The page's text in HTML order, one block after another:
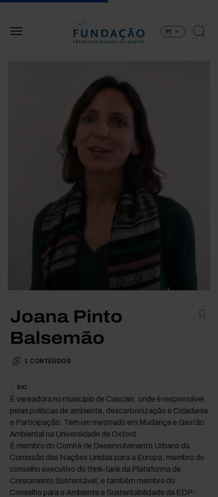
PT
Joana Pinto
Balsemão
1 CONTEÚDOS
BIO
É vereadora no município de Cascais, onde é responsável
pelas políticas de ambiente, descarbonização e Cidadania
e Participação. Tem um mestrado em Mudança e Gestão
Ambiental na Universidade de Oxford.
É membro do Comité de Desenvolvimento Urbano da
Comissão das Nações Unidas para a Europa; membro do
conselho executivo do think-tank da Plataforma de
Crescimento Sustentável; e também membro do
Conselho para o Ambiente e Sustentabilidade da EDP -